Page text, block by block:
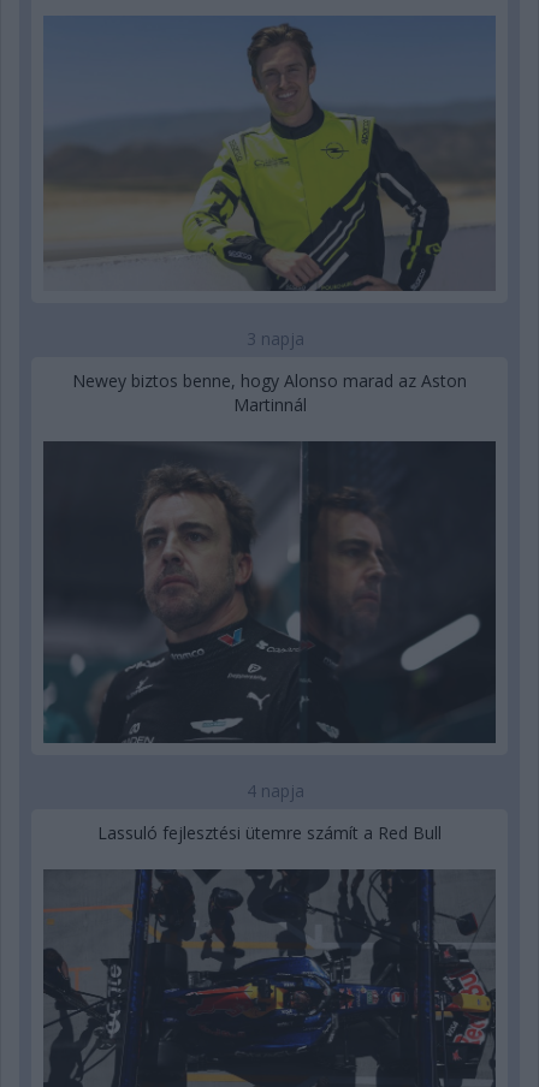
3 napja
Newey biztos benne, hogy Alonso marad az Aston
Martinnál
4 napja
Lassuló fejlesztési ütemre számít a Red Bull